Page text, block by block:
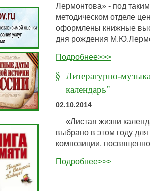
Лермонтова» - под
методическом отделе
оформлены книжные
дня рождения
Подробнее>>>
Литературно-
календарь"
02.10.2014
«Листая жизни
выбрано в этом году
композиции,
Подробнее>>>